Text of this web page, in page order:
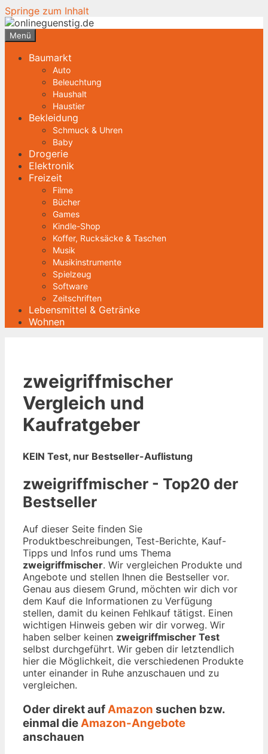
Springe zum Inhalt
Menü
Baumarkt
Auto
Beleuchtung
Haushalt
Haustier
Bekleidung
Schmuck & Uhren
Baby
Drogerie
Elektronik
Freizeit
Filme
Bücher
Games
Kindle-Shop
Koffer, Rucksäcke & Taschen
Musik
Musikinstrumente
Spielzeug
Software
Zeitschriften
Lebensmittel & Getränke
Wohnen
zweigriffmischer
Vergleich und
Kaufratgeber
KEIN Test, nur Bestseller-Auflistung
zweigriffmischer - Top20 der
Bestseller
Auf dieser Seite finden Sie
Produktbeschreibungen, Test-Berichte, Kauf-
Tipps und Infos rund ums Thema
zweigriffmischer. Wir vergleichen Produkte und
Angebote und stellen Ihnen die Bestseller vor.
Genau aus diesem Grund, möchten wir dich vor
dem Kauf die Informationen zu Verfügung
stellen, damit du keinen Fehlkauf tätigst. Einen
wichtigen Hinweis geben wir dir vorweg. Wir
haben selber keinen zweigriffmischer Test
selbst durchgeführt. Wir geben dir letztendlich
hier die Möglichkeit, die verschiedenen Produkte
unter einander in Ruhe anzuschauen und zu
vergleichen.
Oder direkt aufAmazon suchen bzw.
einmal dieAmazon-Angebote
anschauen